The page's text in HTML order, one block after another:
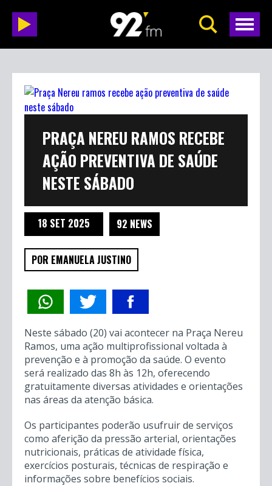
PRAÇA NEREU RAMOS RECEBE
AÇÃO PREVENTIVA DE SAÚDE
NESTE SÁBADO
18 SET 2025 92 NEWS
POR EMANUELA JUSTINO
Neste sábado (20) vai acontecer na Praça Nereu
Ramos, uma ação multiprofissional voltada à
prevenção e à promoção da saúde. O evento
será realizado das 8h às 12h, oferecendo
gratuitamente diversas atividades e orientações
nas áreas da atenção básica.
Os participantes poderão usufruir de serviços
como aferição da pressão arterial, orientações
nutricionais, práticas de atividade física,
exercícios posturais, técnicas de respiração e
informações sobre benefícios sociais.